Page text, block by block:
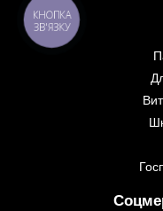
КНОПКА
ЗВ'ЯЗКУ